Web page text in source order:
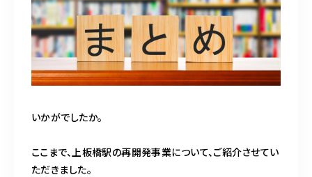
いかがでしたか。
ここまで、上板橋駅の再開発事業について、ご紹介させてい
ただきました。